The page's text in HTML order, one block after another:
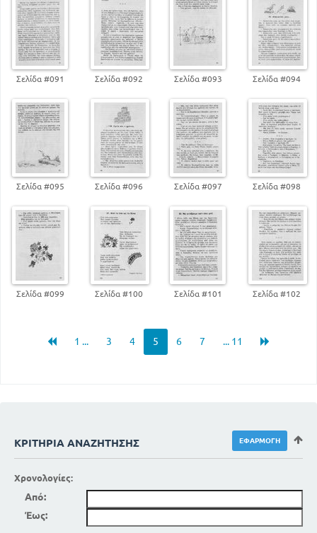
Σελίδα #091 Σελίδα #092 Σελίδα #093 Σελίδα #094
Σελίδα #095 Σελίδα #096 Σελίδα #097 Σελίδα #098
Σελίδα #099 Σελίδα #100 Σελίδα #101 Σελίδα #102
1 ... 3 4 5 6 7 ... 11
ΚΡΙΤΉΡΙΑ ΑΝΑΖΉΤΗΣΗΣ
Χρονολογίες:
Από:
Έως: